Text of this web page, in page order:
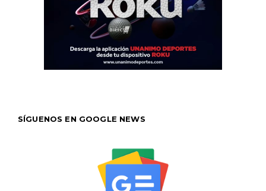
SÍGUENOS EN GOOGLE NEWS